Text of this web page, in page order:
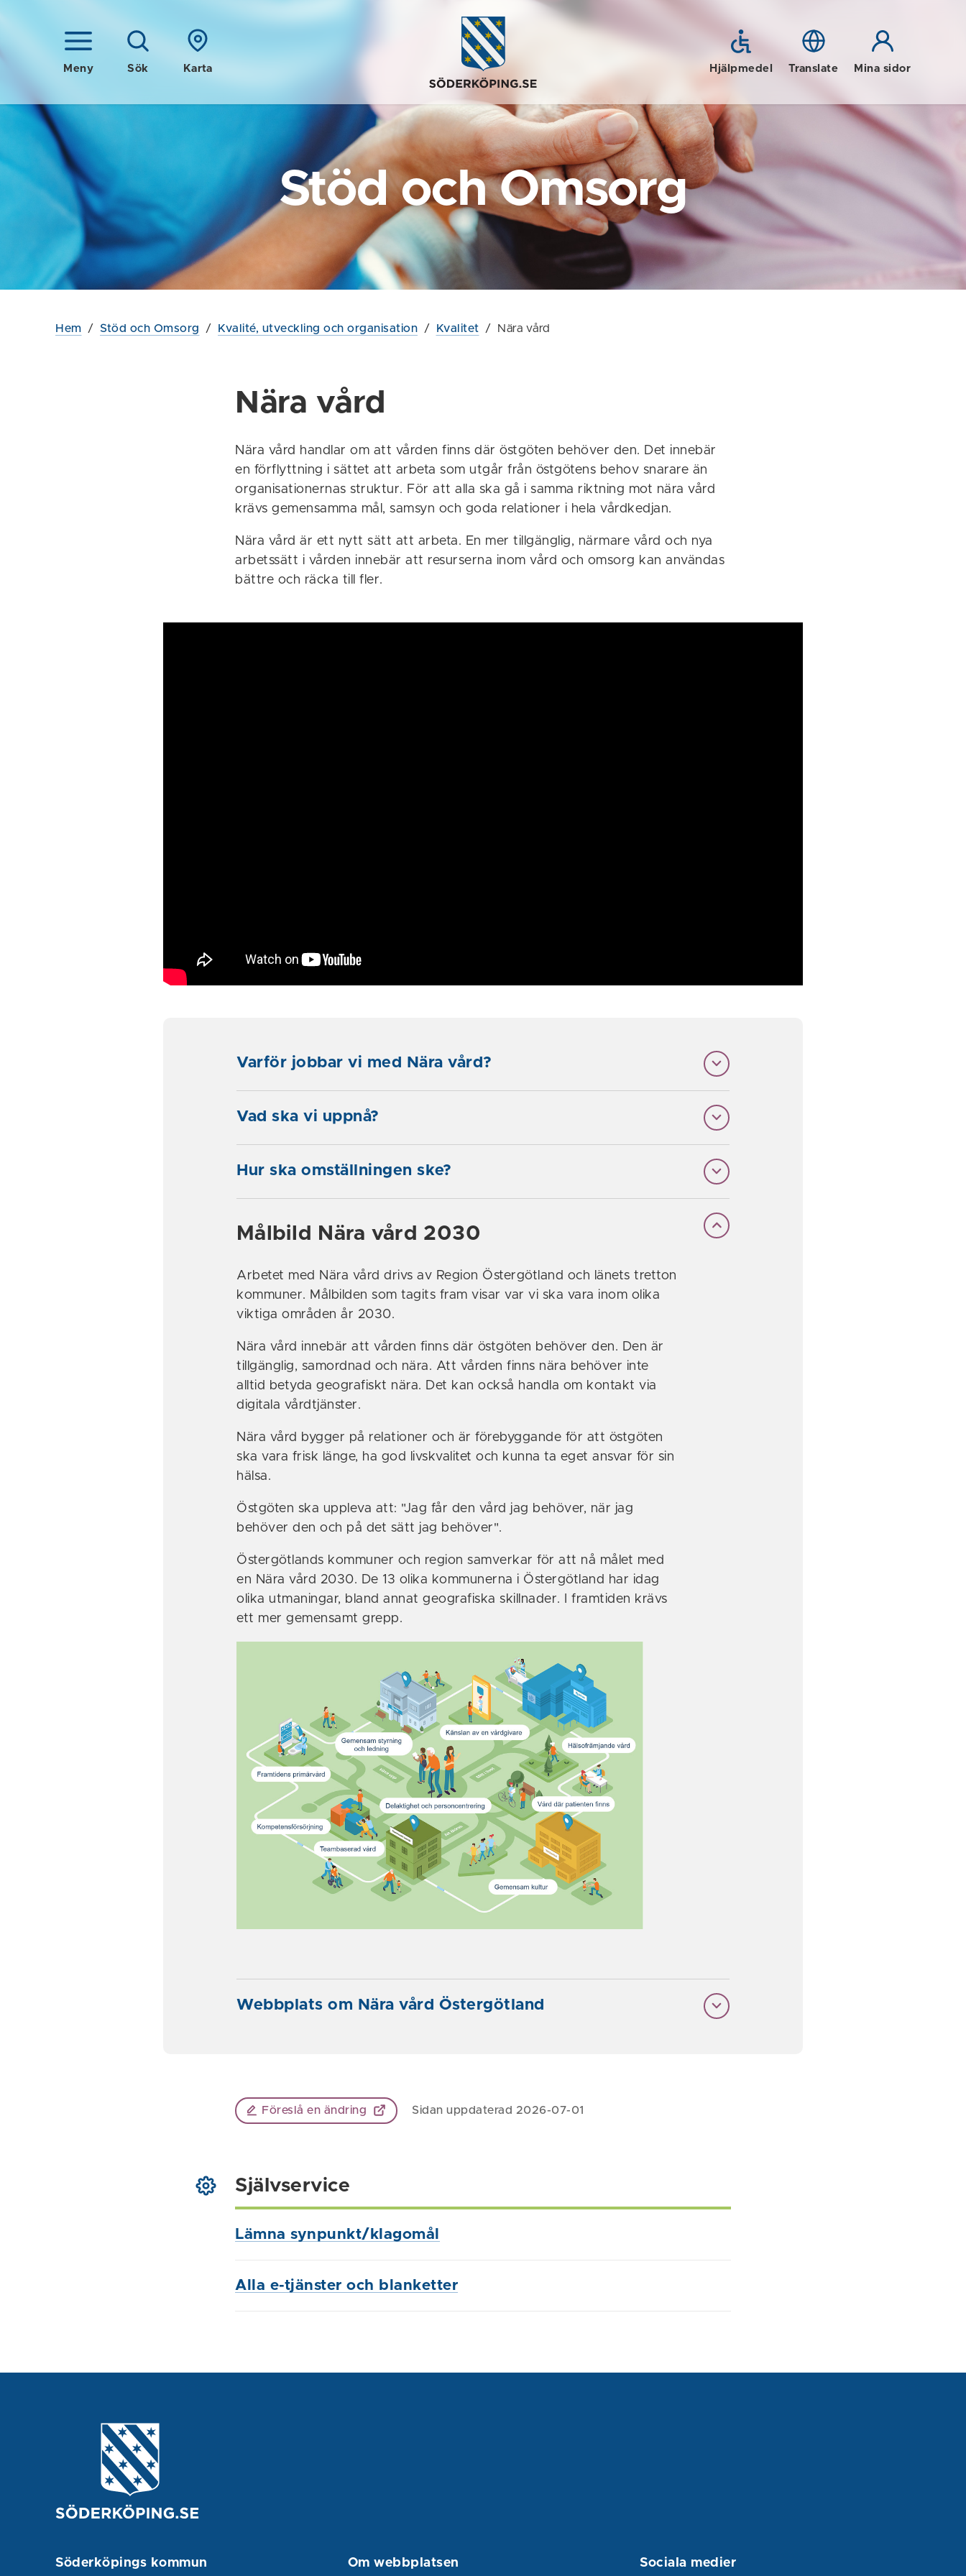
Meny Sök Karta Hjälpmedel Translate Mina sidor
Stöd och Omsorg
Hem / Stöd och Omsorg / Kvalité, utveckling och organisation / Kvalitet / Nära vård
Nära vård
Nära vård handlar om att vården finns där östgöten behöver den. Det innebär
en förflyttning i sättet att arbeta som utgår från östgötens behov snarare än
organisationernas struktur. För att alla ska gå i samma riktning mot nära vård
krävs gemensamma mål, samsyn och goda relationer i hela vårdkedjan.
Nära vård är ett nytt sätt att arbeta. En mer tillgänglig, närmare vård och nya
arbetssätt i vården innebär att resurserna inom vård och omsorg kan användas
bättre och räcka till fler.
Varför jobbar vi med Nära vård?
Vad ska vi uppnå?
Hur ska omställningen ske?
Målbild Nära vård 2030
Arbetet med Nära vård drivs av Region Östergötland och länets tretton
kommuner. Målbilden som tagits fram visar var vi ska vara inom olika
viktiga områden år 2030.
Nära vård innebär att vården finns där östgöten behöver den. Den är
tillgänglig, samordnad och nära. Att vården finns nära behöver inte
alltid betyda geografiskt nära. Det kan också handla om kontakt via
digitala vårdtjänster.
Nära vård bygger på relationer och är förebyggande för att östgöten
ska vara frisk länge, ha god livskvalitet och kunna ta eget ansvar för sin
hälsa.
Östgöten ska uppleva att: "Jag får den vård jag behöver, när jag
behöver den och på det sätt jag behöver".
Östergötlands kommuner och region samverkar för att nå målet med
en Nära vård 2030. De 13 olika kommunerna i Östergötland har idag
olika utmaningar, bland annat geografiska skillnader. I framtiden krävs
ett mer gemensamt grepp.
Webbplats om Nära vård Östergötland
Föreslå en ändring Sidan uppdaterad 2026-07-01
Självservice
Lämna synpunkt/klagomål
Alla e-tjänster och blanketter
Söderköpings kommun
Om webbplatsen Sociala medier